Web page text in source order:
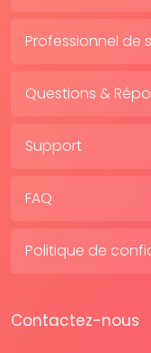
Professionnel de
Questions &
Support
FAQ
Politique de
Contactez-nous